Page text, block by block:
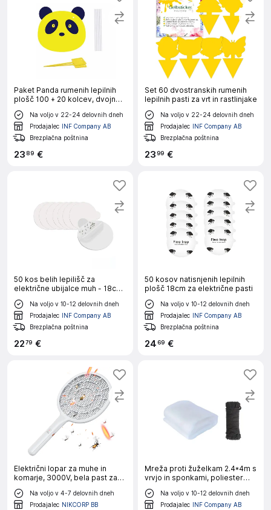
Paket Panda rumenih lepilnih
plošč 100 + 20 kolcev, dvojno
lepljivo
Na voljo v 22-24 delovnih dneh
Prodajalec INF Company AB
Brezplačna poštnina
23 89 €
Set 60 dvostranskih rumenih
lepilnih pasti za vrt in rastlinjake
Na voljo v 22-24 delovnih dneh
Prodajalec INF Company AB
Brezplačna poštnina
2399 €
50 kos belih lepilišč za
električne ubijalce muh - 18cm
x 18cm
Na voljo v 10-12 delovnih dneh
Prodajalec INF Company AB
Brezplačna poštnina
2279 €
50 kosov natisnjenih lepilnih
plošč 18cm za električne pasti
Na voljo v 10-12 delovnih dneh
Prodajalec INF Company AB
Brezplačna poštnina
2469 €
Električni lopar za muhe in
komarje, 3000V, bela past za
žuželke, varna trislojna mreža,
ergonomski ročaj, baterijsko
napajanje
Na voljo v 4-7 delovnih dneh
Prodajalec NIKCORP BB
Mreža proti žuželkam 2.4*4m s
vrvjo in sponkami, poliester
White S
Na voljo v 10-12 delovnih dneh
Prodajalec INF Company AB